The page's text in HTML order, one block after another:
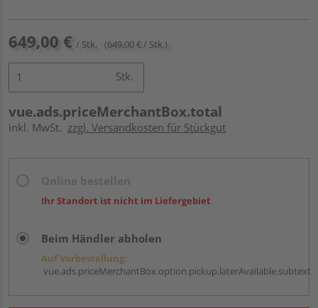
649,00 € / Stk. (649,00 € / Stk.)
Stk.
vue.ads.priceMerchantBox.total
inkl. MwSt. zzgl. Versandkosten für Stückgut
Ihr Standort ist nicht im Liefergebiet
Beim Händler abholen
Auf Vorbestellung:
vue.ads.priceMerchantBox.option.pickup.laterAvailable.subtext